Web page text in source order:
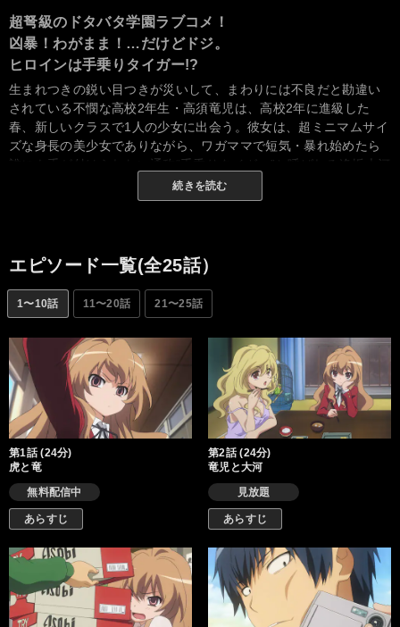
超弩級のドタバタ学園ラブコメ！
凶暴！わがまま！…だけどドジ。
ヒロインは手乗りタイガー!?
生まれつきの鋭い目つきが災いして、まわりには不良だと勘違い
されている不憫な高校2年生・高須竜児は、高校2年に進級した
春、新しいクラスで1人の少女に出会う。彼女は、超ミニマムサイ
ズな身長の美少女でありながら、ワガママで短気・暴れ始めたら
誰にも手が付けられない通称“手乗りタイガー”と呼ばれる逢坂大河
であった。そして放課後、竜児は誰もいない教室に1人残ってい
た“手乗りタイガー”のある一面を知ってしまう…。竜虎相打つ恋の
続きを読む
エピソード一覧(全25話）
1〜10話 11〜20話 21〜25話
第1話 (24分)
虎と竜
無料配信中
あらすじ
第2話 (24分)
竜児と大河
見放題
あらすじ